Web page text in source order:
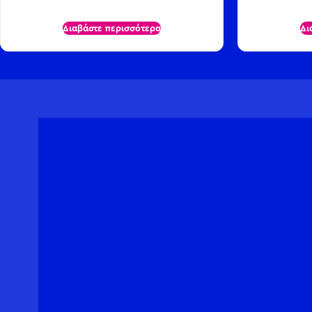
Διαβάστε περισσότερα